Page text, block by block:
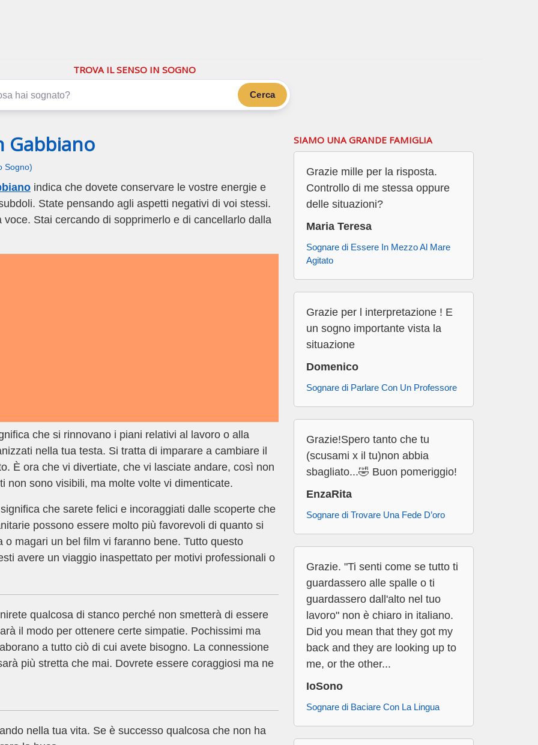
TROVA IL SENSO IN SOGNO
Cerca
Gabbiano
Sogno)
indica che dovete conservare le vostre energie e
State pensando agli aspetti negativi di voi stessi.
Stai cercando di sopprimerlo e di cancellarlo dalla
che si rinnovano i piani relativi al lavoro o alla
nella tua testa. Si tratta di imparare a cambiare il
È ora che vi divertiate, che vi lasciate andare, così non
non sono visibili, ma molte volte vi dimenticate.
che sarete felici e incoraggiati dalle scoperte che
possono essere molto più favorevoli di quanto si
magari un bel film vi faranno bene. Tutto questo
avere un viaggio inaspettato per motivi professionali o
qualcosa di stanco perché non smetterà di essere
il modo per ottenere certe simpatie. Pochissimi ma
a tutto ciò di cui avete bisogno. La connessione
più stretta che mai. Dovrete essere coraggiosi ma ne
nella tua vita. Se è successo qualcosa che non ha
SIAMO UNA GRANDE FAMIGLIA
Grazie mille per la risposta.
Controllo di me stessa oppure
delle situazioni?
Maria Teresa
Sognare di Essere In Mezzo Al Mare
Agitato
Grazie per l interpretazione ! E
un sogno importante vista la
situazione
Domenico
Sognare di Parlare Con Un Professore
Grazie!Spero tanto che tu
(scusami x il tu)non abbia
sbagliato...🤣 Buon pomeriggio!
EnzaRita
Sognare di Trovare Una Fede D’oro
Grazie. "Ti senti come se tutto ti
guardassero alle spalle o ti
guardassero dall'alto nel tuo
lavoro" non è chiaro in italiano.
Did you mean that they got my
back and they are looking up to
me, or the other...
IoSono
Sognare di Baciare Con La Lingua